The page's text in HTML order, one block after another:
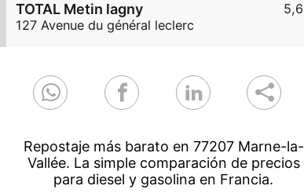
5,6
TOTAL Metin lagny
127 Avenue du général leclerc
Repostaje más barato en 77207 Marne-la-
Vallée. La simple comparación de precios
para diesel y gasolina en Francia.